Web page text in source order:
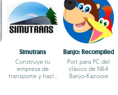
Simutrans
Construye tu
empresa de
transporte y hazla
Banjo: Recompiled
Port para PC del
clásico de N64
Banjo-Kazooie